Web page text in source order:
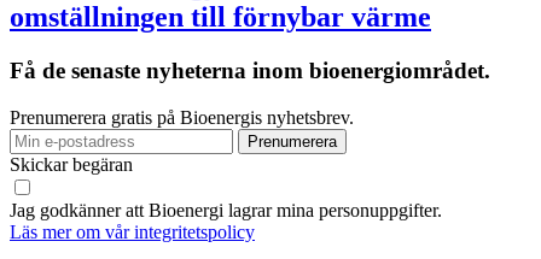
omställningen till förnybar värme
Få de senaste nyheterna inom bioenergiområdet.
Prenumerera gratis på Bioenergis nyhetsbrev.
Skickar begäran
Jag godkänner att Bioenergi lagrar mina personuppgifter.
Läs mer om vår integritetspolicy